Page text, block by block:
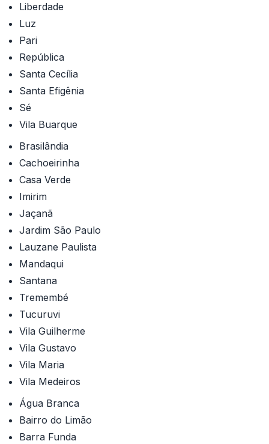
Liberdade
Luz
Pari
República
Santa Cecília
Santa Efigênia
Sé
Vila Buarque
Brasilândia
Cachoeirinha
Casa Verde
Imirim
Jaçanã
Jardim São Paulo
Lauzane Paulista
Mandaqui
Santana
Tremembé
Tucuruvi
Vila Guilherme
Vila Gustavo
Vila Maria
Vila Medeiros
Água Branca
Bairro do Limão
Barra Funda